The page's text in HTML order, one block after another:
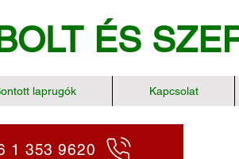
ÉS
laprugók Kapcsolat
1 353 9620